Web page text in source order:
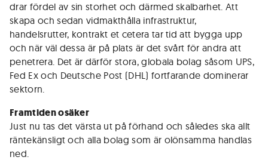
drar fördel av sin storhet och därmed skalbarhet. Att
skapa och sedan vidmakthålla infrastruktur,
handelsrutter, kontrakt et cetera tar tid att bygga upp
och när väl dessa är på plats är det svårt för andra att
penetrera. Det är därför stora, globala bolag såsom UPS,
Fed Ex och Deutsche Post (DHL) fortfarande dominerar
sektorn.
Framtiden osäker
Just nu tas det värsta ut på förhand och således ska allt
räntekänsligt och alla bolag som är olönsamma handlas
ned.